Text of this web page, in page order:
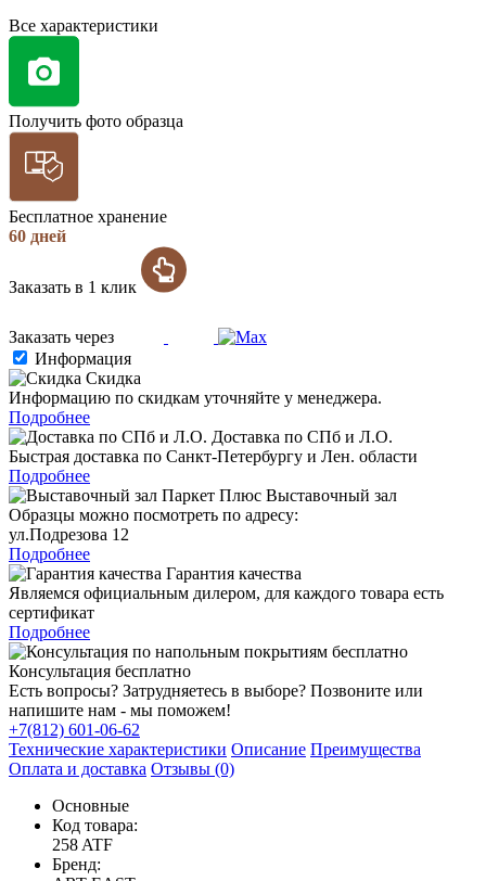
Все характеристики
Получить фото образца
Бесплатное хранение
60 дней
Заказать в 1 клик
Заказать через
Информация
Скидка
Информацию по скидкам уточняйте у менеджера.
Подробнее
Доставка по СПб и Л.О.
Быстрая доставка по Санкт-Петербургу и Лен. области
Подробнее
Выставочный зал
Образцы можно посмотреть по адресу:
ул.Подрезова 12
Подробнее
Гарантия качества
Являемся официальным дилером, для каждого товара есть
сертификат
Подробнее
Консультация бесплатно
Есть вопросы? Затрудняетесь в выборе? Позвоните или
напишите нам - мы поможем!
+7(812) 601-06-62
Технические характеристики Описание Преимущества
Оплата и доставка Отзывы (0)
Основные
Код товара:
258 ATF
Бренд: